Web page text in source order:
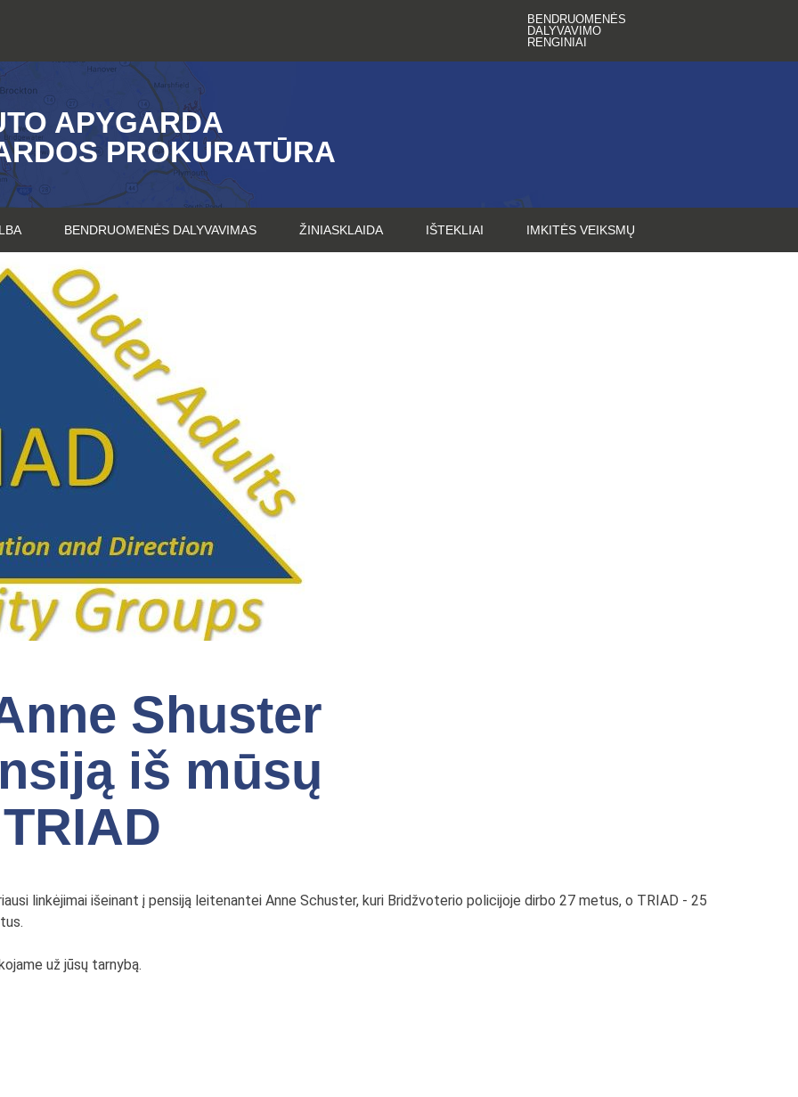
BENDRUOMENĖS
DALYVAVIMO
RENGINIAI
APYGARDA
PROKURATŪRA
BENDRUOMENĖS DALYVAVIMAS ŽINIASKLAIDA IŠTEKLIAI IMKITĖS VEIKSMŲ
Shuster
iš mūsų
linkėjimai išeinant į pensiją leitenantei Anne Schuster, kuri Bridžvoterio policijoje dirbo 27 metus, o TRIAD - 25
už jūsų tarnybą.